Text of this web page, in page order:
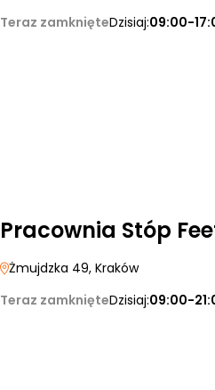
Teraz zamknięteDzisiaj:09:00-
Pracownia Stóp
Żmujdzka 49, Kraków
Teraz zamknięteDzisiaj:09:00-